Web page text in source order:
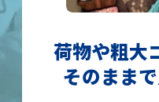
荷物や粗大
そのまま